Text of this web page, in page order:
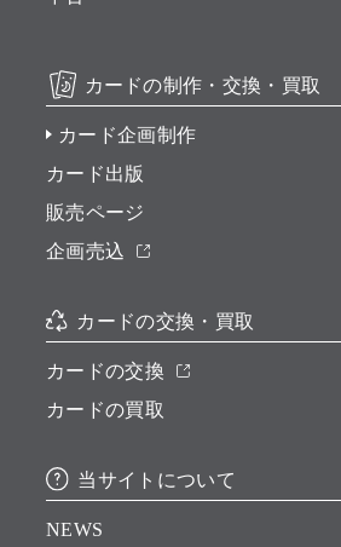
カードの制作・交換・買取
カード企画制作
カード出版
販売ページ
企画売込
カードの交換・買取
カードの交換
カードの買取
当サイトについて
NEWS